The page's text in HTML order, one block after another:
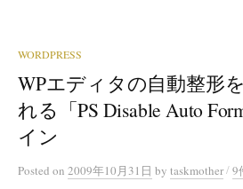
WORDPRESS
WPエディタの自動整形
れる「PS Disable Auto
イン
Posted on 2009年10月31日 by taskmother/9